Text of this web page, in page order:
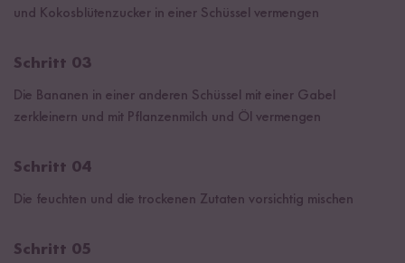
und Kokosblütenzucker in einer Schüssel vermengen
Schritt 03
Die Bananen in einer anderen Schüssel mit einer Gabel
zerkleinern und mit Pflanzenmilch und Öl vermengen
Schritt 04
Die feuchten und die trockenen Zutaten vorsichtig mischen
Schritt 05